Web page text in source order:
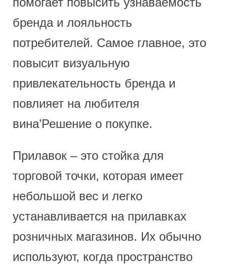
бренда и лояльность
потребителей. Самое главное, это
повысит визуальную
привлекательность бренда и
повлияет на любителя
вина’Решение о покупке.
Прилавок – это стойка для
торговой точки, которая имеет
небольшой вес и легко
устанавливается на прилавках
розничных магазинов. Их обычно
используют, когда пространство